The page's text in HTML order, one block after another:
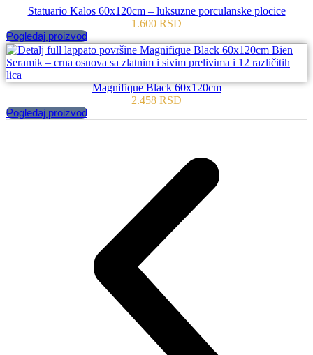
Statuario Kalos 60x120cm – luksuzne porculanske plocice
1.600 RSD
Pogledaj proizvod
Magnifique Black 60x120cm
2.458 RSD
Pogledaj proizvod